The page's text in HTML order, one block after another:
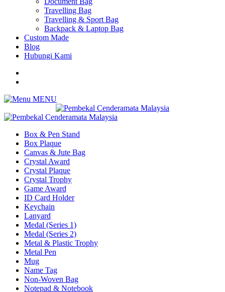
Travelling Bag
Travelling & Sport Bag
Backpack & Laptop Bag
Custom Made
Blog
Hubungi Kami
MENU
Box & Pen Stand
Box Plaque
Canvas & Jute Bag
Crystal Award
Crystal Plaque
Crystal Trophy
Game Award
ID Card Holder
Keychain
Lanyard
Medal (Series 1)
Medal (Series 2)
Metal & Plastic Trophy
Metal Pen
Mug
Name Tag
Non-Woven Bag
Notepad & Notebook